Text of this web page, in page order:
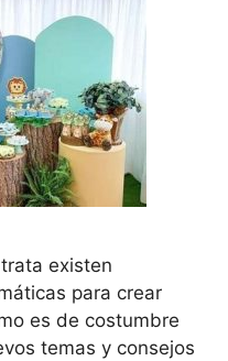
existen
para crear
es de costumbre
temas y consejos